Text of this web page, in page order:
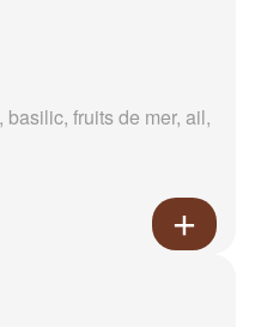
fruits de mer, ail,